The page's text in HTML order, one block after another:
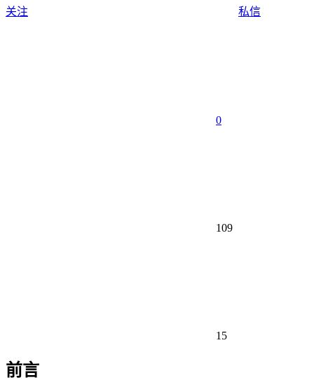
关注 私信
0
109
15
前言